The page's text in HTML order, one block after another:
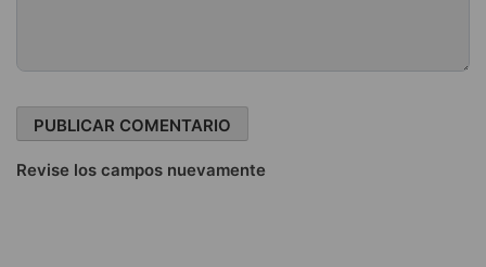
Revise los campos nuevamente